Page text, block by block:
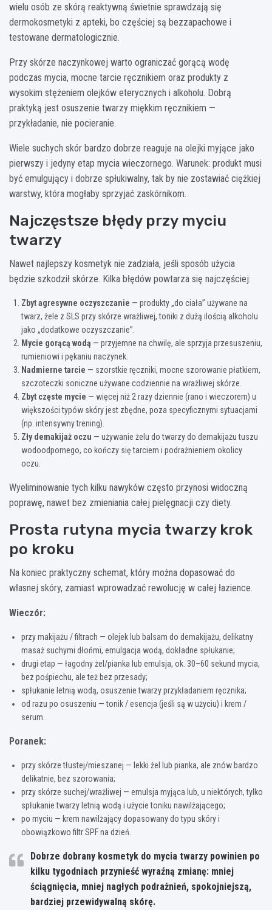
wielu osób ze skórą reaktywną świetnie sprawdzają się
dermokosmetyki z apteki, bo częściej są bezzapachowe i
testowane dermatologicznie.
Przy skórze naczynkowej warto ograniczać gorącą wodę
podczas mycia, mocne tarcie ręcznikiem oraz produkty z
wysokim stężeniem olejków eterycznych i alkoholu. Dobrą
praktyką jest osuszenie twarzy miękkim ręcznikiem —
przykładanie, nie pocieranie.
Wiele suchych skór bardzo dobrze reaguje na olejki myjące jako
pierwszy i jedyny etap mycia wieczornego. Warunek: produkt musi
być emulgujący i dobrze spłukiwalny, tak by nie zostawiać ciężkiej
warstwy, która mogłaby sprzyjać zaskórnikom.
Najczęstsze błędy przy myciu
twarzy
Nawet najlepszy kosmetyk nie zadziała, jeśli sposób użycia
będzie szkodził skórze. Kilka błędów powtarza się najczęściej:
Zbyt agresywne oczyszczanie — produkty „do ciała” używane na
twarz, żele z SLS przy skórze wrażliwej, toniki z dużą ilością alkoholu
jako „dodatkowe oczyszczanie”.
Mycie gorącą wodą — przyjemne na chwilę, ale sprzyja przesuszeniu,
rumieniowi i pękaniu naczynek.
Nadmierne tarcie — szorstkie ręczniki, mocne szorowanie płatkiem,
szczoteczki soniczne używane codziennie na wrażliwej skórze.
Zbyt częste mycie — więcej niż 2 razy dziennie (rano i wieczorem) u
większości typów skóry jest zbędne, poza specyficznymi sytuacjami
(np. intensywny trening).
Zły demakijaż oczu — używanie żelu do twarzy do demakijażu tuszu
wodoodpornego, co kończy się tarciem i podrażnieniem okolicy
oczu.
Wyeliminowanie tych kilku nawyków często przynosi widoczną
poprawę, nawet bez zmieniania całej pielęgnacji czy diety.
Prosta rutyna mycia twarzy krok
po kroku
Na koniec praktyczny schemat, który można dopasować do
własnej skóry, zamiast wprowadzać rewolucję w całej łazience.
Wieczór:
przy makijażu / filtrach — olejek lub balsam do demakijażu, delikatny
masaż suchymi dłońmi, emulgacja wodą, dokładne spłukanie;
drugi etap — łagodny żel/pianka lub emulsja, ok. 30–60 sekund mycia,
bez pośpiechu, ale też bez przesady;
spłukanie letnią wodą, osuszenie twarzy przykładaniem ręcznika;
od razu po osuszeniu — tonik / esencja (jeśli są w użyciu) i krem /
serum.
Poranek:
przy skórze tłustej/mieszanej — lekki żel lub pianka, ale znów bardzo
delikatnie, bez szorowania;
przy skórze suchej/wrażliwej — emulsja myjąca lub, u niektórych, tylko
spłukanie twarzy letnią wodą i użycie toniku nawilżającego;
po myciu — krem nawilżający dopasowany do typu skóry i
obowiązkowo filtr SPF na dzień.
Dobrze dobrany kosmetyk do mycia twarzy powinien po
kilku tygodniach przynieść wyraźną zmianę: mniej
ściągnięcia, mniej nagłych podrażnień, spokojniejszą,
bardziej przewidywalną skórę.